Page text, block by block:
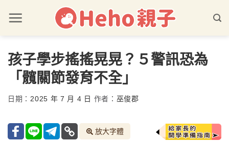
孩子學步搖搖晃晃？５警訊恐為
「髖關節發育不全」
日期： 2025 年 7 月 4 日 作者： 巫俊郡
放大字體